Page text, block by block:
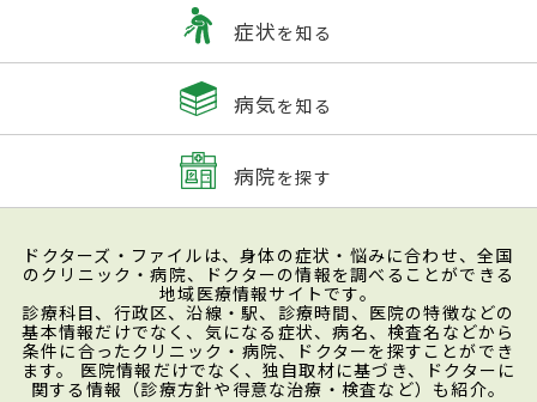
症状を知る
病気を知る
病院を探す
ドクターズ・ファイルは、身体の症状・悩みに合わせ、全国
のクリニック・病院、ドクターの情報を調べることができる
地域医療情報サイトです。
診療科目、行政区、沿線・駅、診療時間、医院の特徴などの
基本情報だけでなく、気になる症状、病名、検査名などから
条件に合ったクリニック・病院、ドクターを探すことができ
ます。 医院情報だけでなく、独自取材に基づき、ドクターに
関する情報（診療方針や得意な治療・検査など）も紹介。